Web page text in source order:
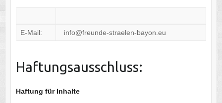
E-Mail: info@freunde-straelen-bayon.eu
Haftungsausschluss:
Haftung für Inhalte